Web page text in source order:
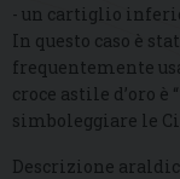
- un cartiglio
In questo caso è
frequentemente
croce astile d’oro
simboleggiare le
Descrizione